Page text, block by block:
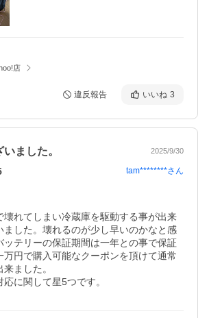
店
違反報告 いいね 3
ました。 2025/9/30
tam********さん
壊れてしまい冷蔵庫を駆動する事が出来
ました。壊れるのが少し早いのかなと感
ッテリーの保証期間は一年との事で保証
万円で購入可能なクーポンを頂けて通常
ました。
に関して星5つです。